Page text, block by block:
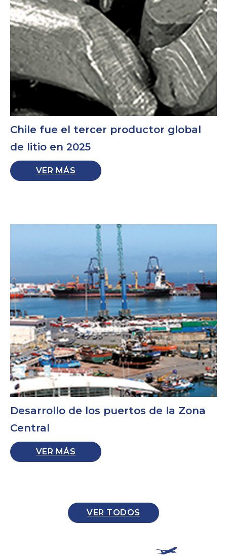
Chile fue el tercer productor global
de litio en 2025
VER MÁS
Desarrollo de los puertos de la Zona
Central
VER MÁS
VER TODOS